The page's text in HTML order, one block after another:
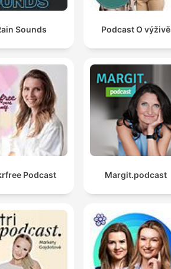
Sounds Podcast O výživě
Podcast Margit.podcast